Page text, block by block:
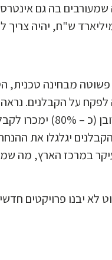
בה גם
ש"ח, יהיה צריך
מבחינה טכנית,
לפקח על הקבלנים.
יגלגלו את
במרכז הארץ, מה
יבנו פרויקטים